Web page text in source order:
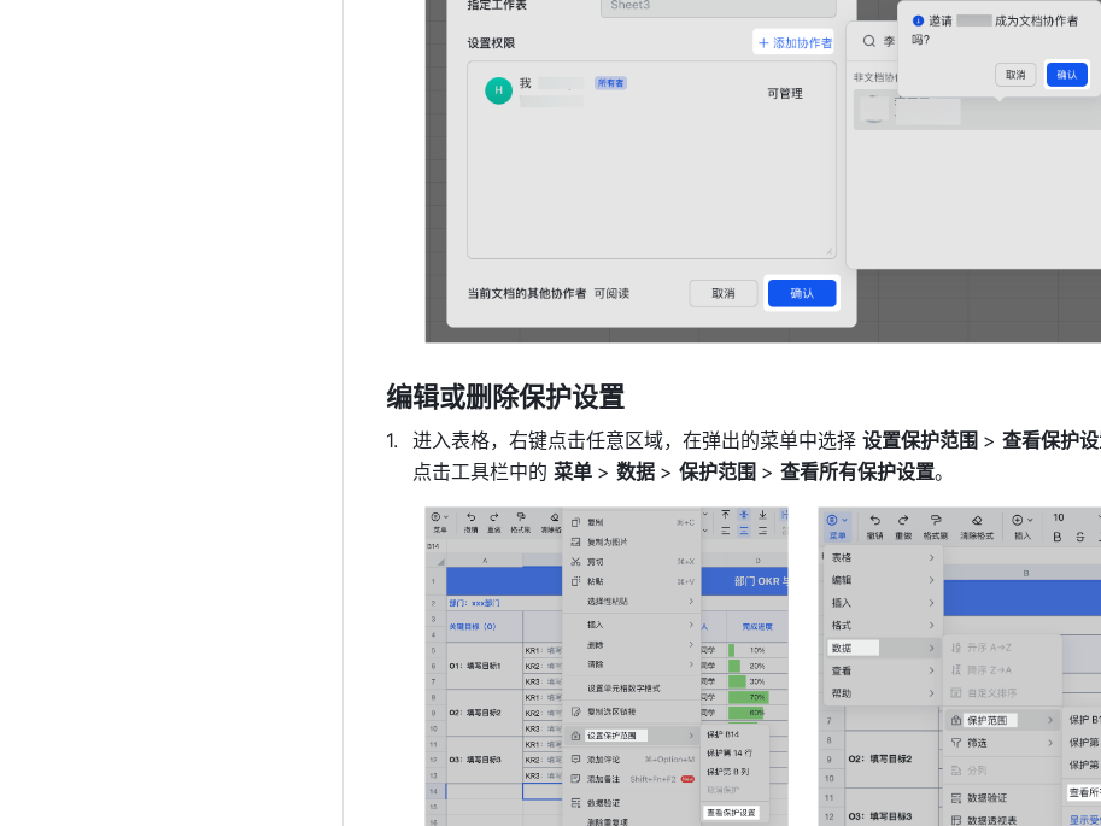
编辑或删除保护设置
进入表格，右键点击任意区域，在弹出的菜单中选择 设置保护范围 > 查看保护
点击工具栏中的 菜单 > 数据 > 保护范围 > 查看所有保护设置。